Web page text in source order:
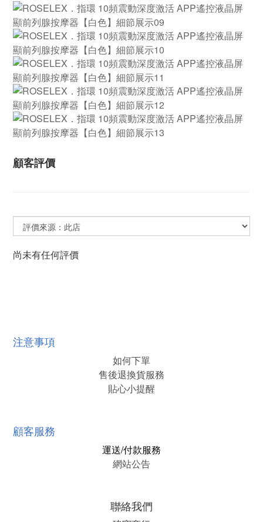
顧客評價
尚未有任何評價
注意事項
如何下單
售後退換貨服務
貼心小提醒
顧客服務
運送/付款服務
網站公告
聯絡我們